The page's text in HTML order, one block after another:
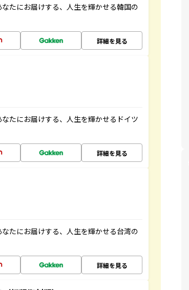
たにお届けする、人生を輝かせる韓国の
詳細を見る
たにお届けする、人生を輝かせるドイツ
詳細を見る
たにお届けする、人生を輝かせる台湾の
詳細を見る